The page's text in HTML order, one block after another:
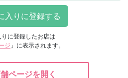
りに登録したお店は
ジ 」に表示されます。
ページを開く